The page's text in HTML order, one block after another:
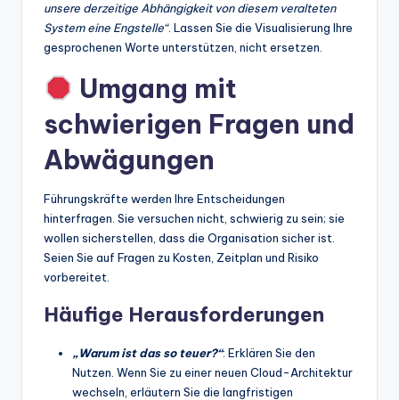
unsere derzeitige Abhängigkeit von diesem veralteten
System eine Engstelle“. Lassen Sie die Visualisierung Ihre
gesprochenen Worte unterstützen, nicht ersetzen.
Umgang mit
schwierigen Fragen und
Abwägungen
Führungskräfte werden Ihre Entscheidungen
hinterfragen. Sie versuchen nicht, schwierig zu sein; sie
wollen sicherstellen, dass die Organisation sicher ist.
Seien Sie auf Fragen zu Kosten, Zeitplan und Risiko
vorbereitet.
Häufige Herausforderungen
„Warum ist das so teuer?“: Erklären Sie den
Nutzen. Wenn Sie zu einer neuen Cloud-Architektur
wechseln, erläutern Sie die langfristigen